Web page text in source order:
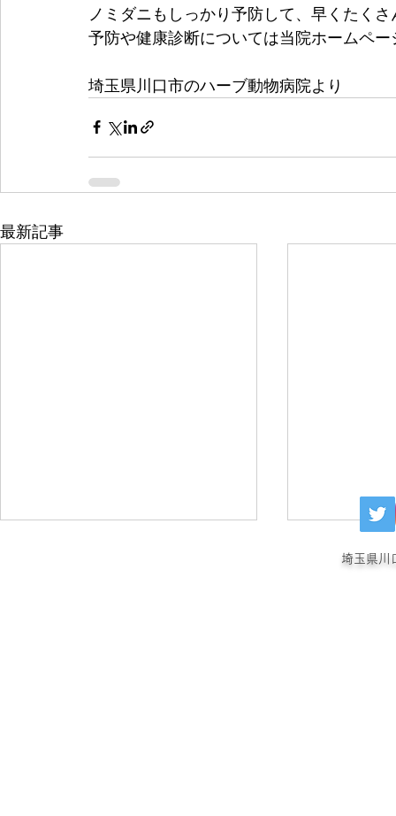
ノミダニもしっかり予防して、早くたく
予防や健康診断については当院ホームペ
埼玉県川口市のハーブ動物病院より
最新記事
埼玉県川